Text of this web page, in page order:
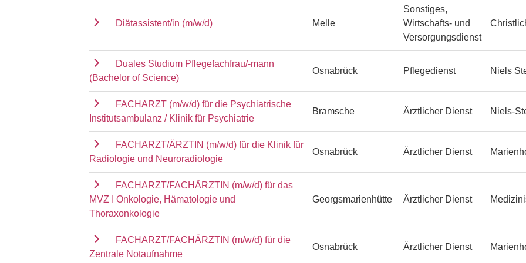
Diätassistent/in (m/w/d) Melle
Sonstiges,
Wirtschafts- und
Versorgungsdienst
Duales Studium Pflegefachfrau/-mann
(Bachelor of Science)
Osnabrück Pflegedienst Niels
FACHARZT (m/w/d) für die Psychiatrische
Institutsambulanz / Klinik für Psychiatrie
Bramsche Ärztlicher Dienst Niels-
FACHARZT/ÄRZTIN (m/w/d) für die Klinik für
Radiologie und Neuroradiologie
Osnabrück Ärztlicher Dienst
FACHARZT/FACHÄRZTIN (m/w/d) für das
MVZ I Onkologie, Hämatologie und
Thoraxonkologie
Georgsmarienhütte Ärztlicher Dienst
FACHARZT/FACHÄRZTIN (m/w/d) für die
Zentrale Notaufnahme
Osnabrück Ärztlicher Dienst